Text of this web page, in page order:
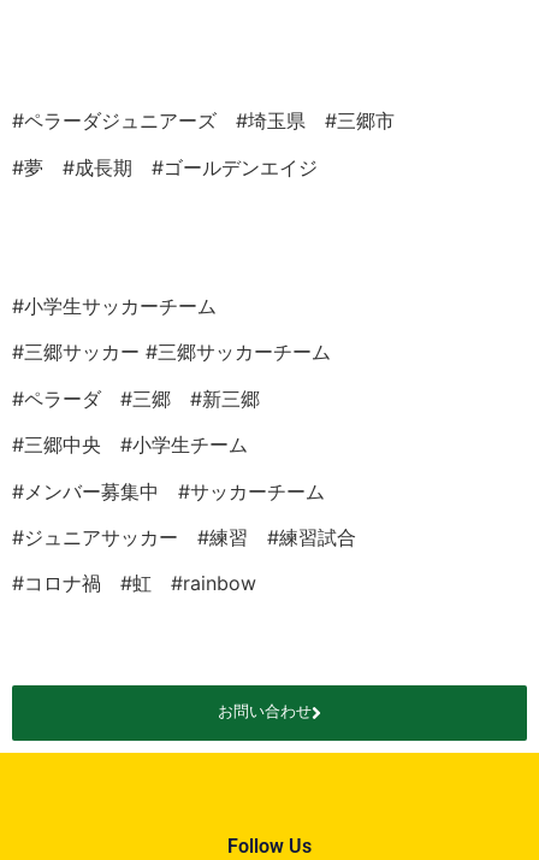
#ペラーダジュニアーズ #埼玉県 #三郷市
#夢 #成長期 #ゴールデンエイジ
#小学生サッカーチーム
#三郷サッカー #三郷サッカーチーム
#ペラーダ #三郷 #新三郷
#三郷中央 #小学生チーム
# メンバー募集中 #サッカーチーム
#ジュニアサッカー #練習 #練習試合
#コロナ禍 #虹 #rainbow
お問い合わせ
Follow Us